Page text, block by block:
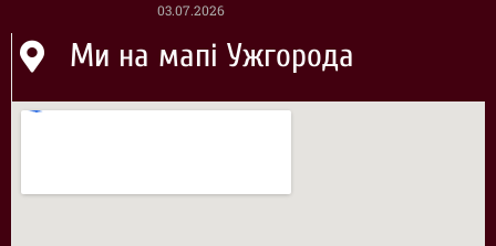
03.07.2026
Ми на мапі Ужгорода